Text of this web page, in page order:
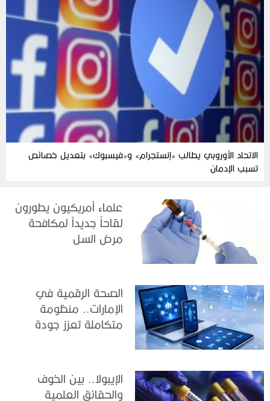
الاتحاد الأوروبي يطالب «إنستجرام» و«فيسبوك» بتعديل خصائص
تسبب الإدمان
علماء أمريكيون يطورون
لقاحاً جديداً لمكافحة
مرض السل
الصحة الرقمية في
الإمارات.. منظومة
متكاملة تعزز جودة
الإيبولا.. بين الخوف
والحقائق العلمية